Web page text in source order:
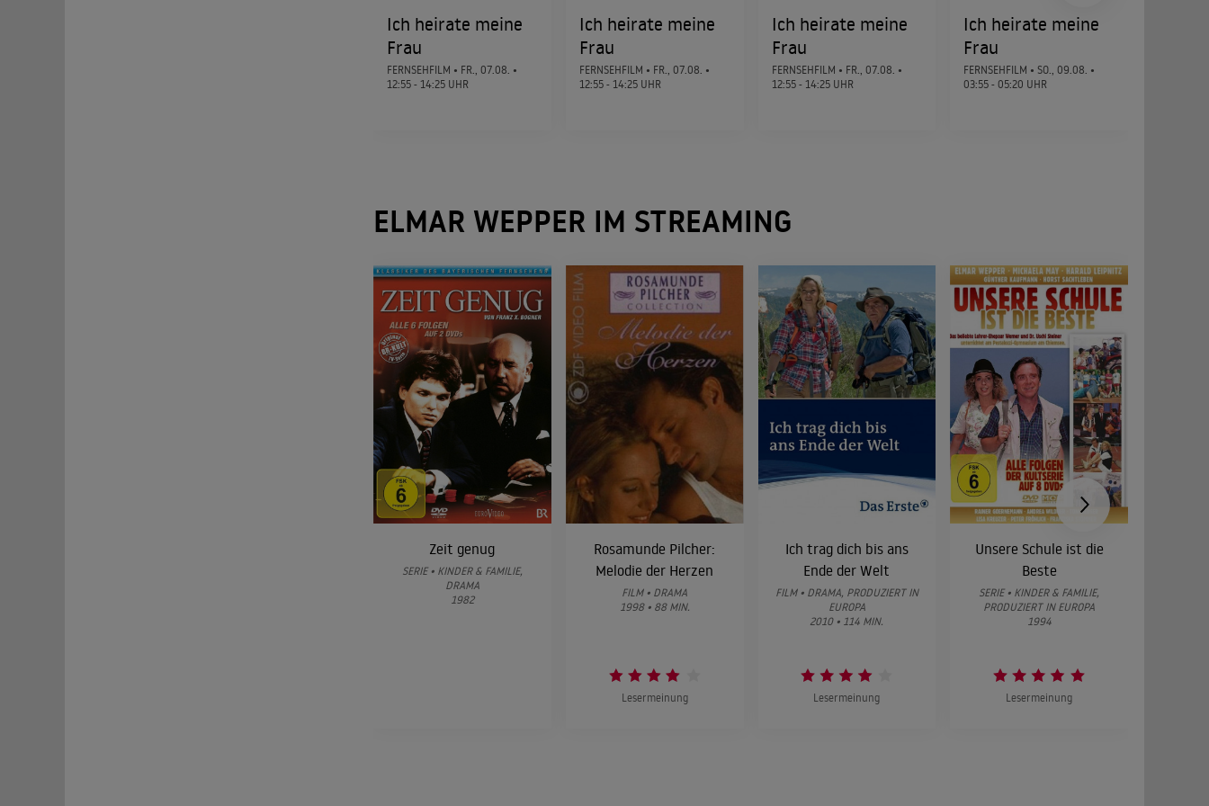
2011 Dreiviertelmond
TRAGIKOMÖDIE
KOMÖDIE
2009 Ich trage dich bis ans Ende der Welt
FAMILIENDRAMA
2007 Kirschblüten - Hanami
DRAMA
2007 Ich heirate meine Frau
Ich heirate meine
Frau
FERNSEHFILM • FR., 07.08. •
12:55 - 14:25 UHR
Ich heirate meine
Frau
FERNSEHFILM • FR., 07.08. •
12:55 - 14:25 UHR
Ich heirate meine
Frau
FERNSEHFILM • FR., 07.08. •
12:55 - 14:25 UHR
Ich heirate meine
Frau
FERNSEHFILM •SO., 09.08. •
03:55 - 05:20 UHR
ELMAR WEPPER IM STREAMING
Zeit genug
SERIE • KINDER & FAMILIE,
DRAMA
1982
Rosamunde Pilcher:
Melodie der Herzen
FILM • DRAMA
1998 • 88 MIN.
Lesermeinung
Ich trag dich bis ans
Ende der Welt
FILM • DRAMA, PRODUZIERT IN
EUROPA
2010 • 114 MIN.
Lesermeinung
Unsere Schule ist die
Beste
SERIE • KINDER & FAMILIE,
PRODUZIERT IN EUROPA
1994
Lesermeinung